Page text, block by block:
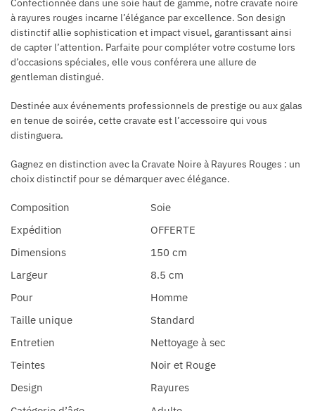
Confectionnée dans une soie haut de gamme, notre cravate noire
à rayures rouges incarne l’élégance par excellence. Son design
distinctif allie sophistication et impact visuel, garantissant ainsi
de capter l’attention. Parfaite pour compléter votre costume lors
d’occasions spéciales, elle vous conférera une allure de
gentleman distingué.
Destinée aux événements professionnels de prestige ou aux galas
en tenue de soirée, cette cravate est l’accessoire qui vous
distinguera.
Gagnez en distinction avec la Cravate Noire à Rayures Rouges : un
choix distinctif pour se démarquer avec élégance.
Composition
Soie
Expédition
OFFERTE
Dimensions
150 cm
Largeur
8.5 cm
Pour
Homme
Taille unique
Standard
Entretien
Nettoyage à sec
Teintes
Noir et Rouge
Design
Rayures